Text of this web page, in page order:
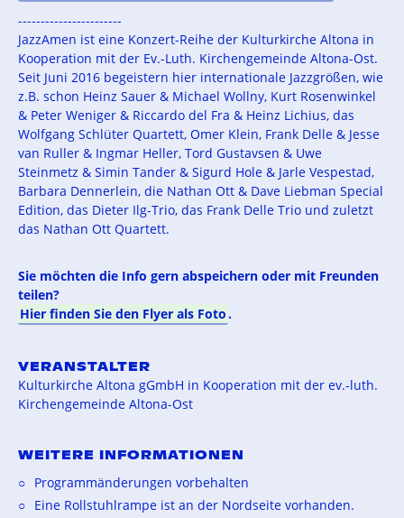
-----------------------
JazzAmen ist eine Konzert-Reihe der Kulturkirche Altona in
Kooperation mit der Ev.-Luth. Kirchengemeinde Altona-Ost.
Seit Juni 2016 begeistern hier internationale Jazzgrößen, wie
z.B. schon Heinz Sauer & Michael Wollny, Kurt Rosenwinkel
& Peter Weniger & Riccardo del Fra & Heinz Lichius, das
Wolfgang Schlüter Quartett, Omer Klein, Frank Delle & Jesse
van Ruller & Ingmar Heller, Tord Gustavsen & Uwe
Steinmetz & Simin Tander & Sigurd Hole & Jarle Vespestad,
Barbara Dennerlein, die Nathan Ott & Dave Liebman Special
Edition, das Dieter Ilg-Trio, das Frank Delle Trio und zuletzt
das Nathan Ott Quartett.
Sie möchten die Info gern abspeichern oder mit Freunden
teilen?
Hier finden Sie den Flyer als Foto.
VERANSTALTER
Kulturkirche Altona gGmbH in Kooperation mit der ev.-luth.
Kirchengemeinde Altona-Ost
WEITERE INFORMATIONEN
Programmänderungen vorbehalten
Eine Rollstuhlrampe ist an der Nordseite vorhanden.